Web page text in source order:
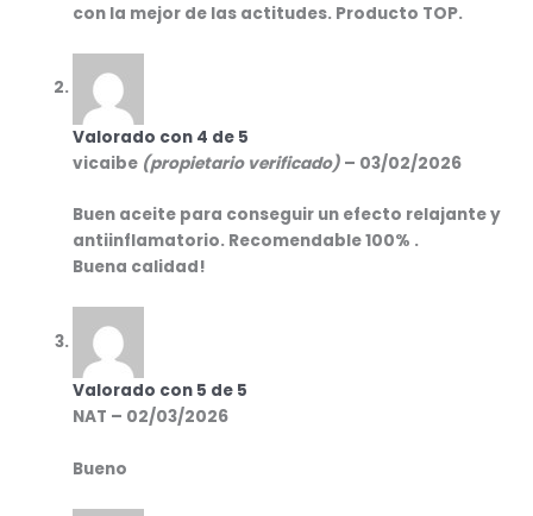
con la mejor de las actitudes. Producto TOP.
Valorado con 4 de 5
vicaibe (propietario verificado) – 03/02/2026
Buen aceite para conseguir un efecto relajante y
antiinflamatorio. Recomendable 100% .
Buena calidad!
Valorado con 5 de 5
NAT – 02/03/2026
Bueno